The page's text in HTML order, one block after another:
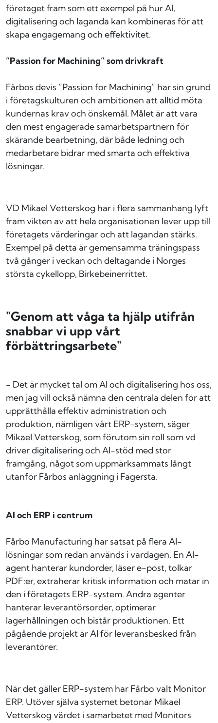
företaget fram som ett exempel på hur AI,
digitalisering och laganda kan kombineras för att
skapa engagemang och effektivitet.
”Passion for Machining” som drivkraft
Fårbos devis ”Passion for Machining” har sin grund
i företagskulturen och ambitionen att alltid möta
kundernas krav och önskemål. Målet är att vara
den mest engagerade samarbetspartnern för
skärande bearbetning, där både ledning och
medarbetare bidrar med smarta och effektiva
lösningar.
VD Mikael Vetterskog har i flera sammanhang lyft
fram vikten av att hela organisationen lever upp till
företagets värderingar och att lagandan stärks.
Exempel på detta är gemensamma träningspass
två gånger i veckan och deltagande i Norges
största cykellopp, Birkebeinerrittet.
"Genom att våga ta hjälp utifrån
snabbar vi upp vårt
förbättringsarbete"
- Det är mycket tal om AI och digitalisering hos oss,
men jag vill också nämna den centrala delen för att
upprätthålla effektiv administration och
produktion, nämligen vårt ERP-system, säger
Mikael Vetterskog, som förutom sin roll som vd
driver digitalisering och AI-stöd med stor
framgång, något som uppmärksammats långt
utanför Fårbos anläggning i Fagersta.
AI och ERP i centrum
Fårbo Manufacturing har satsat på flera AI-
lösningar som redan används i vardagen. En AI-
agent hanterar kundorder, läser e-post, tolkar
PDF:er, extraherar kritisk information och matar in
den i företagets ERP-system. Andra agenter
hanterar leverantörsorder, optimerar
lagerhållningen och bistår produktionen. Ett
pågående projekt är AI för leveransbesked från
leverantörer.
När det gäller ERP-system har Fårbo valt Monitor
ERP. Utöver själva systemet betonar Mikael
Vetterskog värdet i samarbetet med Monitors